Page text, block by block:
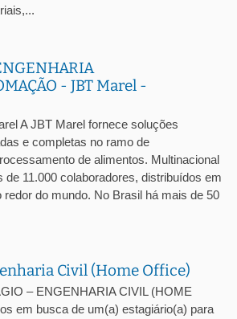
- JBT Marel -
A JBT Marel fornece soluções
e completas no ramo de
de alimentos. Multinacional
11.000 colaboradores, distribuídos em
do mundo. No Brasil há mais de 50
Civil (Home Office)
– ENGENHARIA CIVIL (HOME
em busca de um(a) estagiário(a) para